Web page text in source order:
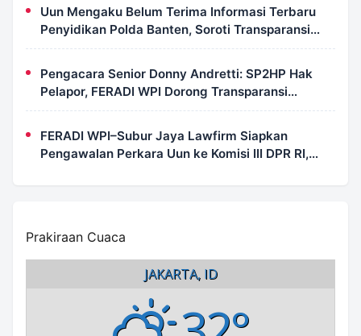
Uun Mengaku Belum Terima Informasi Terbaru
Penyidikan Polda Banten, Soroti Transparansi
Perkara
Pengacara Senior Donny Andretti: SP2HP Hak
Pelapor, FERADI WPI Dorong Transparansi
Perkara Uun
FERADI WPI–Subur Jaya Lawfirm Siapkan
Pengawalan Perkara Uun ke Komisi III DPR RI,
Prakiraan Cuaca
JAKARTA, ID